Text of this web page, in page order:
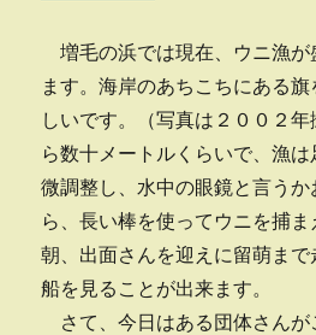
増毛の浜では現在、ウニ漁が
ます。海岸のあちこちにある
しいです。（写真は２００２
ら数十メートルくらいで、漁
微調整し、水中の眼鏡と言う
ら、長い棒を使ってウニを捕
朝、出面さんを迎えに留萌ま
船を見ることが出来ます。
さて、今日はある団体さんが